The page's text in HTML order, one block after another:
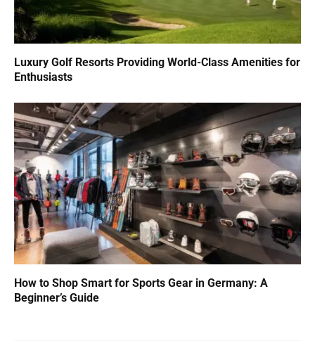
Luxury Golf Resorts Providing World-Class Amenities for
Enthusiasts
How to Shop Smart for Sports Gear in Germany: A
Beginner’s Guide